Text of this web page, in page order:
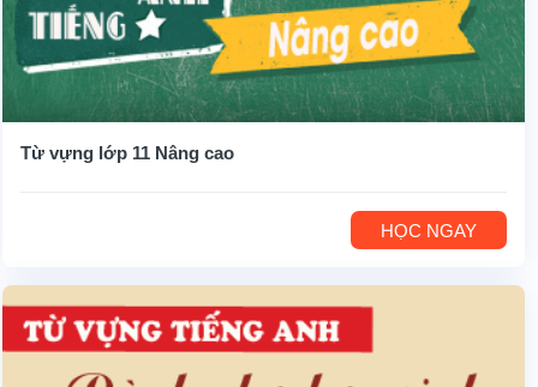
Từ vựng lớp 11 Nâng cao
HỌC NGAY